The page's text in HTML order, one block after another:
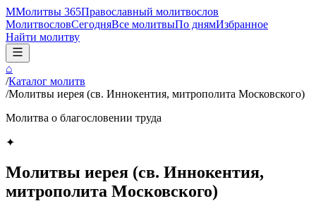
ММолитвы 365Православный молитвослов
МолитвословСегодняВсе молитвыПо днямИзбранное
Найти молитву
⌂
/Каталог молитв
/Молитвы иерея (св. Иннокентия, митрополита Московского)
Молитва о благословении труда
✦
Молитвы иерея (св. Иннокентия,
митрополита Московского)